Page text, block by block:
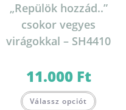
„Repülök hozzád..”
csokor vegyes
virágokkal – SH4410
11.000 Ft
Válassz opciót